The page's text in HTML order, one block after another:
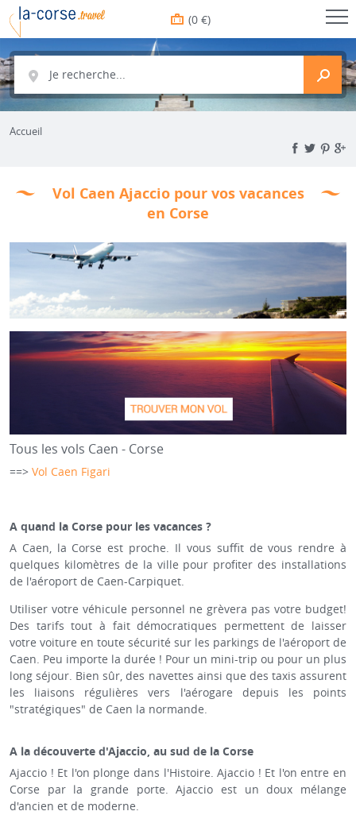
(0 €)
Je recherche...
Accueil
Vol Caen Ajaccio pour vos vacances
en Corse
Tous les vols Caen - Corse
==> Vol Caen Figari
A quand la Corse pour les vacances ?
A Caen, la Corse est proche. Il vous suffit de vous rendre à
quelques kilomètres de la ville pour profiter des installations
de l'aéroport de Caen-Carpiquet.
Utiliser votre véhicule personnel ne grèvera pas votre budget!
Des tarifs tout à fait démocratiques permettent de laisser
votre voiture en toute sécurité sur les parkings de l'aéroport de
Caen. Peu importe la durée ! Pour un mini-trip ou pour un plus
long séjour. Bien sûr, des navettes ainsi que des taxis assurent
les liaisons régulières vers l'aérogare depuis les points
"stratégiques" de Caen la normande.
A la découverte d'Ajaccio, au sud de la Corse
Ajaccio ! Et l'on plonge dans l'Histoire. Ajaccio ! Et l'on entre en
Corse par la grande porte. Ajaccio est un doux mélange
d'ancien et de moderne.